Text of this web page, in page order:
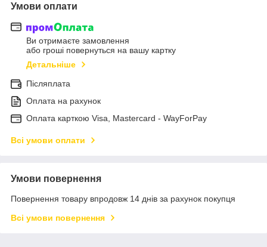
Умови оплати
Ви отримаєте замовлення
або гроші повернуться на вашу картку
Детальніше
Післяплата
Оплата на рахунок
Оплата карткою Visa, Mastercard - WayForPay
Всі умови оплати
Умови повернення
Повернення товару впродовж 14 днів за рахунок покупця
Всі умови повернення